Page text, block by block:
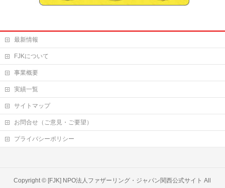
最新情報
FJKについて
事業概要
実績一覧
サイトマップ
お問合せ（ご意見・ご要望）
プライバシーポリシー
Copyright © [FJK] NPO法人ファザーリング・ジャパン関西公式サイト All